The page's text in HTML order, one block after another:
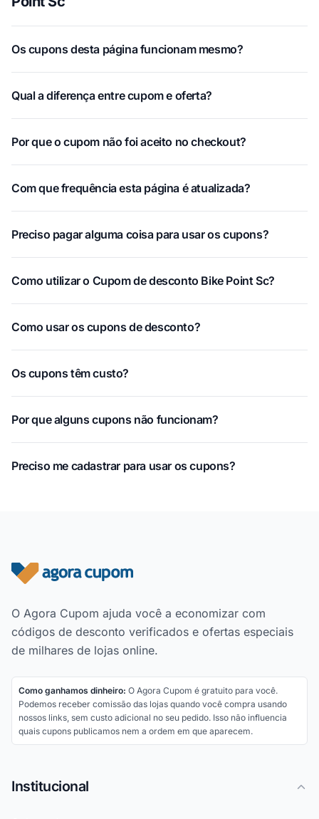
Os cupons desta página funcionam mesmo?
Qual a diferença entre cupom e oferta?
Por que o cupom não foi aceito no checkout?
Com que frequência esta página é atualizada?
Preciso pagar alguma coisa para usar os cupons?
Como utilizar o Cupom de desconto Bike Point Sc?
Como usar os cupons de desconto?
Os cupons têm custo?
Por que alguns cupons não funcionam?
Preciso me cadastrar para usar os cupons?
Rodapé do site
O Agora Cupom ajuda você a economizar com
códigos de desconto verificados e ofertas especiais
de milhares de lojas online.
Como ganhamos dinheiro: O Agora Cupom é gratuito para você.
Podemos receber comissão das lojas quando você compra usando
nossos links, sem custo adicional no seu pedido. Isso não influencia
quais cupons publicamos nem a ordem em que aparecem.
Institucional